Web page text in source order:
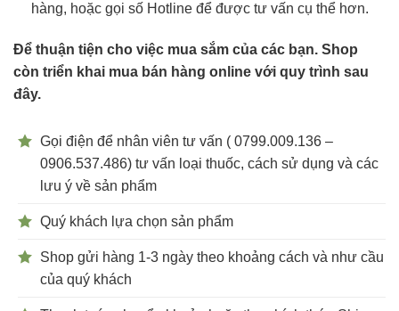
hàng, hoặc gọi số Hotline để được tư vấn cụ thể hơn.
Để thuận tiện cho việc mua sắm của các bạn. Shop
còn triển khai mua bán hàng online với quy trình sau
đây.
Gọi điện để nhân viên tư vấn ( 0799.009.136 –
0906.537.486) tư vấn loại thuốc, cách sử dụng và các
lưu ý về sản phẩm
Quý khách lựa chọn sản phẩm
Shop gửi hàng 1-3 ngày theo khoảng cách và như cầu
của quý khách